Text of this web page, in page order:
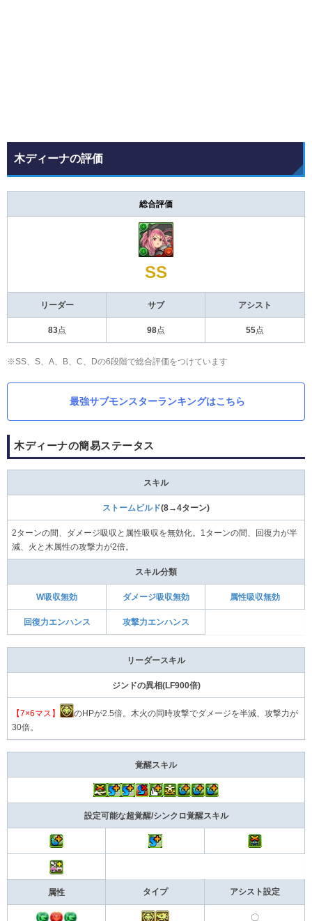
木ディーナの評価
総合評価
SS
リーダー サブ アシスト
83点 98点 55点
※SS、S、A、B、C、Dの6段階で総合評価をつけています
最強サブモンスターランキングはこちら
木ディーナの簡易ステータス
スキル
ストームビルド(8→4ターン)
2ターンの間、ダメージ吸収と属性吸収を無効化。1ターンの間、回復力が半
減、火と木属性の攻撃力が2倍。
スキル分類
W吸収無効 ダメージ吸収無効 属性吸収無効
回復力エンハンス 攻撃力エンハンス
リーダースキル
ジンドの異相(LF900倍)
【7×6マス】
のHPが2.5倍。木火の同時攻撃でダメージを半減、攻撃力が
30倍。
覚醒スキル
設定可能な超覚醒/シンクロ覚醒スキル
属性 タイプ アシスト設定
〇